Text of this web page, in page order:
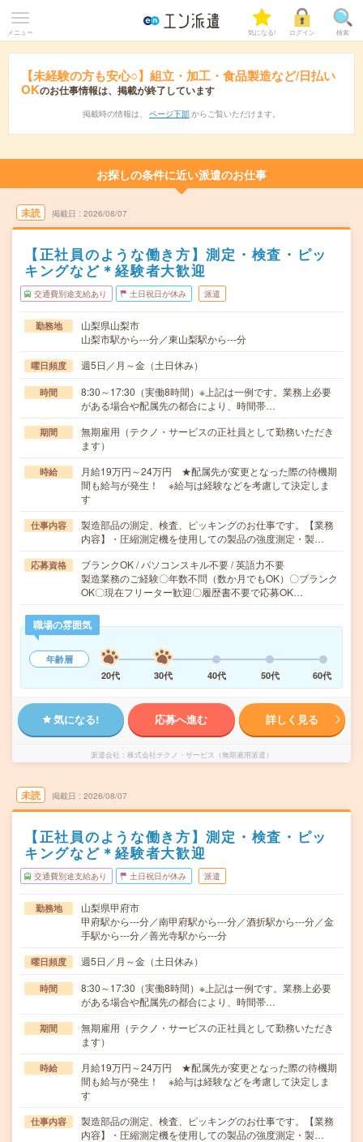
メニュー 気になる! ログイン 検索
【未経験の方も安心○】組立・加工・食品製造など/日払い
OKのお仕事情報は、掲載が終了しています
掲載時の情報は、 ページ下部 からご覧いただけます。
お探しの条件に近い派遣のお仕事
未読 掲載日 2026/08/07
【正社員のような働き方】測定・検査・ピッ
キングなど＊経験者大歓迎
交通費別途支給あり 土日祝日が休み 派遣
勤務地
山梨県山梨市
山梨市駅から---分／東山梨駅から---分
曜日頻度 週5日／月～金（土日休み）
時間
8:30～17:30（実働8時間）※上記は一例です。業務上必要
がある場合や配属先の都合により、時間帯…
期間
無期雇用（テクノ・サービスの正社員として勤務いただき
ます）
時給
月給19万円～24万円 ★配属先が変更となった際の待機期
間も給与が発生！ ※給与は経験などを考慮して決定しま
す
仕事内容
製造部品の測定、検査、ピッキングのお仕事です。【業務
内容】・圧縮測定機を使用しての製品の強度測定・製…
応募資格
ブランクOK / パソコンスキル不要 / 英語力不要
製造業務のご経験〇年数不問（数か月でもOK）〇ブランク
OK〇現在フリーター歓迎〇履歴書不要で応募OK…
職場の雰囲気
年齢層
20代
30代 40代 50代 60代
気になる! 応募へ進む 詳しく見る
派遣会社 株式会社テクノ・サービス（無期雇用派遣）
未読 掲載日 2026/08/07
【正社員のような働き方】測定・検査・ピッ
キングなど＊経験者大歓迎
交通費別途支給あり 土日祝日が休み 派遣
勤務地
山梨県甲府市
甲府駅から---分／南甲府駅から---分／酒折駅から---分／金
手駅から---分／善光寺駅から---分
曜日頻度 週5日／月～金（土日休み）
時間
8:30～17:30（実働8時間）※上記は一例です。業務上必要
がある場合や配属先の都合により、時間帯…
期間
無期雇用（テクノ・サービスの正社員として勤務いただき
ます）
時給
月給19万円～24万円 ★配属先が変更となった際の待機期
間も給与が発生！ ※給与は経験などを考慮して決定しま
す
仕事内容
製造部品の測定、検査、ピッキングのお仕事です。【業務
内容】・圧縮測定機を使用しての製品の強度測定・製…